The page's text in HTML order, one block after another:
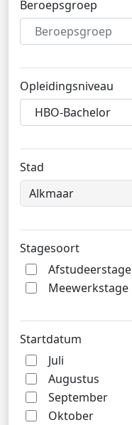
Beroepsgroep
Beroepsgroep
Opleidingsniveau
HBO-Bachelor
Stad
Stagesoort
Afstudeerstage
Meewerkstage
Startdatum
Juli
Augustus
September
Oktober